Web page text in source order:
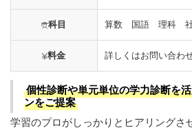
科目 算数 国語 理科
料金 詳しくはお問い合わ
個性診断や単元単位の学力診断を
ンをご提案
学習のプロがしっかりとヒアリングさ